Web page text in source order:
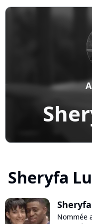
Sheryfa
Nommée